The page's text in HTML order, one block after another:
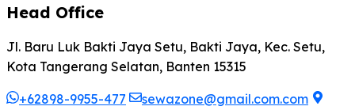
Head Office
Jl. Baru Luk Bakti Jaya Setu, Bakti Jaya, Kec. Setu,
Kota Tangerang Selatan, Banten 15315
+62898-9955-477
sewazone@gmail.com.com